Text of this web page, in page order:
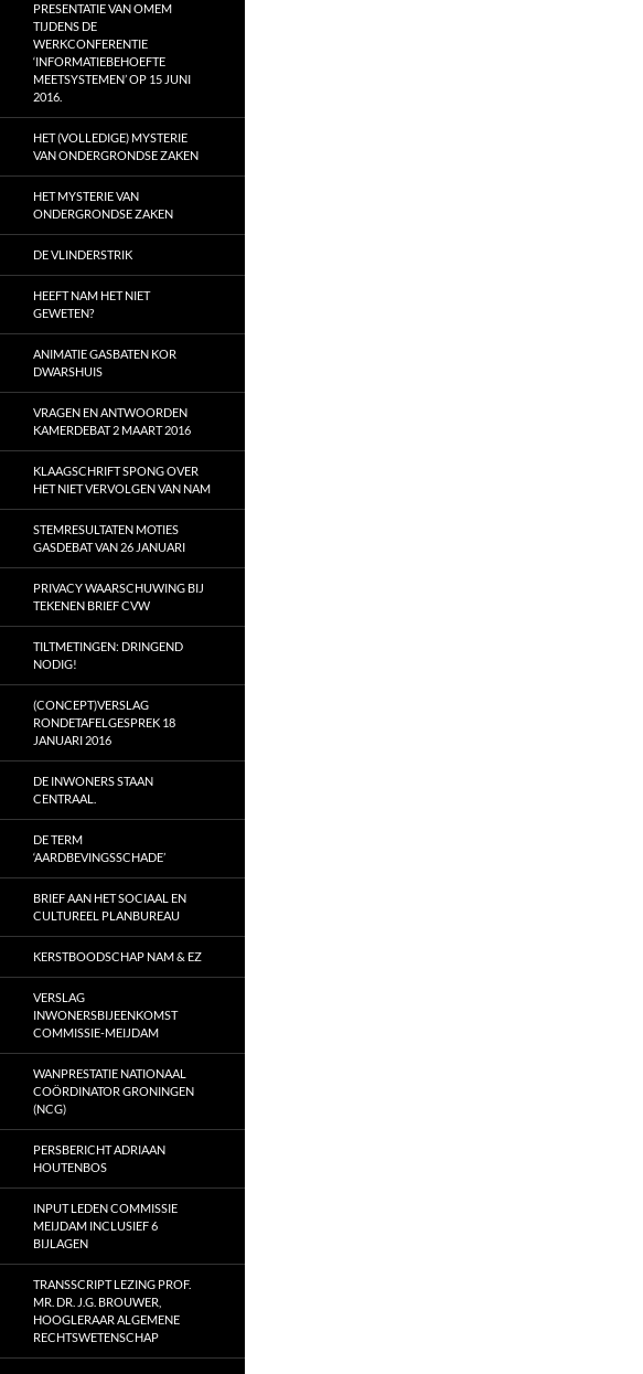
PRESENTATIE VAN OMEM
TIJDENS DE
WERKCONFERENTIE
‘INFORMATIEBEHOEFTE
MEETSYSTEMEN’ OP 15 JUNI
2016.
HET (VOLLEDIGE) MYSTERIE
VAN ONDERGRONDSE ZAKEN
HET MYSTERIE VAN
ONDERGRONDSE ZAKEN
DE VLINDERSTRIK
HEEFT NAM HET NIET
GEWETEN?
ANIMATIE GASBATEN KOR
DWARSHUIS
VRAGEN EN ANTWOORDEN
KAMERDEBAT 2 MAART 2016
KLAAGSCHRIFT SPONG OVER
HET NIET VERVOLGEN VAN NAM
STEMRESULTATEN MOTIES
GASDEBAT VAN 26 JANUARI
PRIVACY WAARSCHUWING BIJ
TEKENEN BRIEF CVW
TILTMETINGEN: DRINGEND
NODIG!
(CONCEPT)VERSLAG
RONDETAFELGESPREK 18
JANUARI 2016
DE INWONERS STAAN
CENTRAAL.
DE TERM
‘AARDBEVINGSSCHADE’
BRIEF AAN HET SOCIAAL EN
CULTUREEL PLANBUREAU
KERSTBOODSCHAP NAM & EZ
VERSLAG
INWONERSBIJEENKOMST
COMMISSIE-MEIJDAM
WANPRESTATIE NATIONAAL
COÖRDINATOR GRONINGEN
(NCG)
PERSBERICHT ADRIAAN
HOUTENBOS
INPUT LEDEN COMMISSIE
MEIJDAM INCLUSIEF 6
BIJLAGEN
TRANSSCRIPT LEZING PROF.
MR. DR. J.G. BROUWER,
HOOGLERAAR ALGEMENE
RECHTSWETENSCHAP